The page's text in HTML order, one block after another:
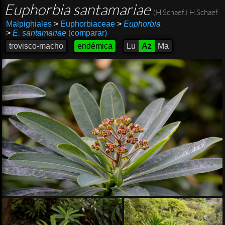
Euphorbia santamariae (H.Schaef.) H.Schaef.
Malpighiales >Euphorbiaceae > Euphorbia
> E. santamariae(comparar)
trovisco-macho
endémica Lu Az Ma